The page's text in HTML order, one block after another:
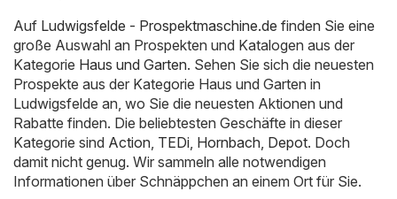
Auf Ludwigsfelde - Prospektmaschine.de finden Sie eine
große Auswahl an Prospekten und Katalogen aus der
Kategorie Haus und Garten. Sehen Sie sich die neuesten
Prospekte aus der Kategorie Haus und Garten in
Ludwigsfelde an, wo Sie die neuesten Aktionen und
Rabatte finden. Die beliebtesten Geschäfte in dieser
Kategorie sind Action TEDi Hornbach Depot. Doch
damit nicht genug. Wir sammeln alle notwendigen
Informationen über Schnäppchen an einem Ort für Sie.